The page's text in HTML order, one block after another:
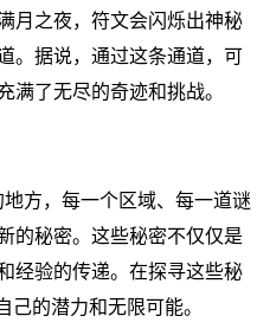
月之夜，符文会闪烁出神秘
。据说，通过这条通道，可
满了无尽的奇迹和挑战。
方，每一个区域、每一道谜
的秘密。这些秘密不仅仅是
经验的传递。在探寻这些秘
己的潜力和无限可能。